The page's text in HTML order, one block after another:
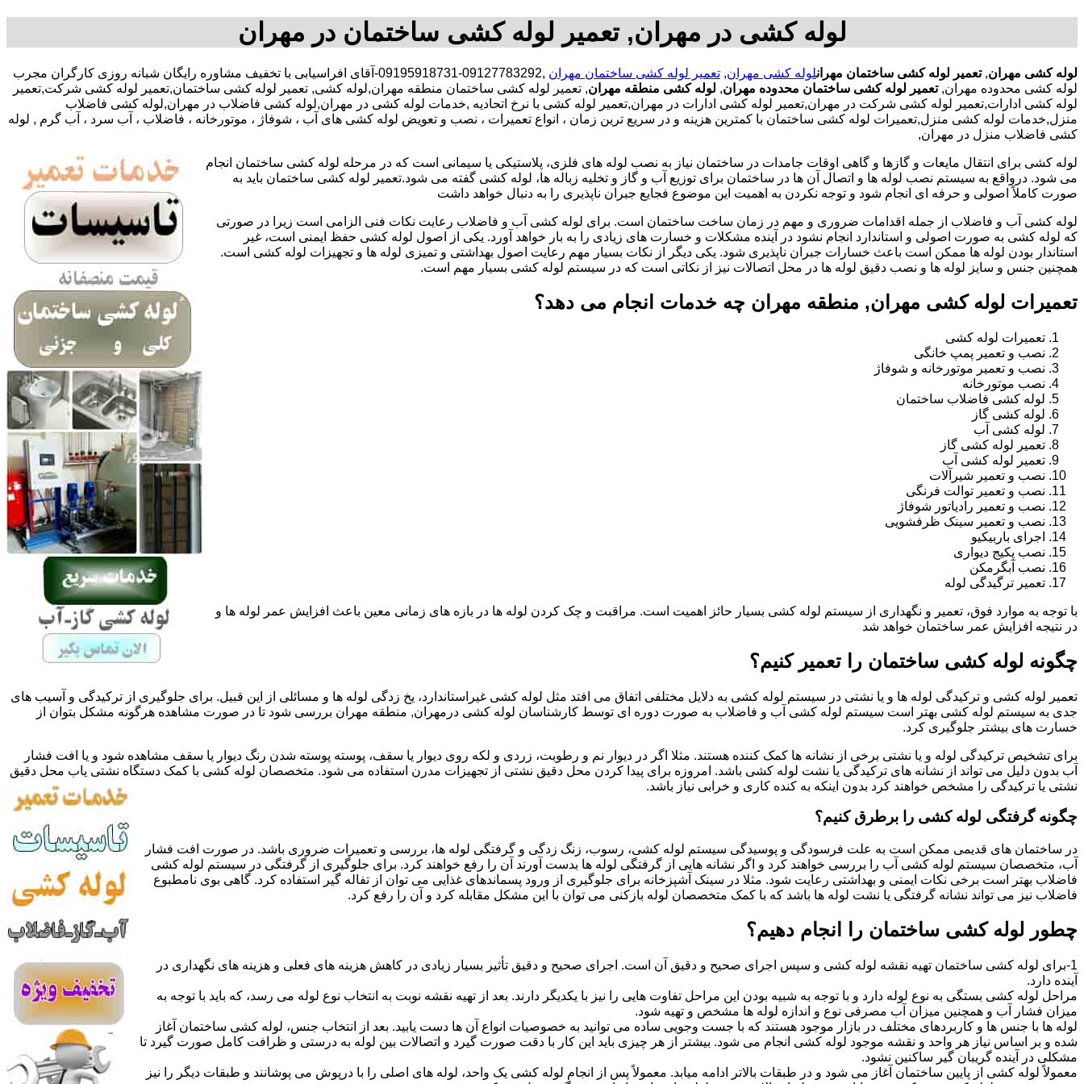
لوله کشی در مهران, تعمیر لوله کشی ساختمان در مهران
لوله کشی مهران,تعمیر لوله کشی ساختمان مهرانلوله کشی مهران, تعمیر لوله کشی ساختمان مهران
,09127783292-09195918731-آقای افراسیابی با تخفیف مشاوره رایگان شبانه روزی کارگران مجرب
لوله کشی محدوده مهران,تعمیر لوله کشی ساختمان محدوده مهران, لوله کشی منطقه مهران, تعمیر لوله کشی ساختمان منطقه مهران,لوله کشی, تعمیر لوله کشی ساختمان,تعمیر لوله کشی شرکت,تعمیر
لوله کشی ادارات,تعمیر لوله کشی شرکت در مهران,تعمیر لوله کشی ادارات در مهران,تعمیر لوله کشی با نرخ اتحادیه ,خدمات لوله کشی در مهران,لوله کشی فاضلاب در مهران,لوله کشی فاضلاب
منزل,خدمات لوله کشی منزل,تعمیرات لوله کشی ساختمان با کمترین هزینه و در سریع ترین زمان ، انواع تعمیرات ، نصب و تعویض لوله کشی های آب ، شوفاژ ، موتورخانه ، فاضلاب ، آب سرد ، آب گرم , لوله
کشی فاضلاب منزل در مهران,
لوله کشی برای انتقال مایعات و گازها و گاهی اوقات جامدات در ساختمان نیاز به نصب لوله های فلزی، پلاستیکی یا سیمانی است که در مرحله لوله کشی ساختمان انجام
می شود. درواقع به سیستم نصب لوله ها و اتصال آن ها در ساختمان برای توزیع آب و گاز و تخلیه زباله ها، لوله کشی گفته می شود.تعمیر لوله کشی ساختمان باید به
صورت کاملاً اصولی و حرفه ای انجام شود و توجه نکردن به اهمیت این موضوع فجایع جبران ناپذیری را به دنبال خواهد داشت
لوله کشی آب و فاضلاب از جمله اقدامات ضروری و مهم در زمان ساخت ساختمان است. برای لوله کشی آب و فاضلاب رعایت نکات فنی الزامی است زیرا در صورتی
که لوله کشی به صورت اصولی و استاندارد انجام نشود در آینده مشکلات و خسارت های زیادی را به بار خواهد آورد. یکی از اصول لوله کشی حفظ ایمنی است، غیر
استاندار بودن لوله ها ممکن است باعث خسارات جبران ناپذیری شود. یکی دیگر از نکات بسیار مهم رعایت اصول بهداشتی و تمیزی لوله ها و تجهیزات لوله کشی است.
همچنین جنس و سایز لوله ها و نصب دقیق لوله ها در محل اتصالات نیز از نکاتی است که در سیستم لوله کشی بسیار مهم است.
تعمیرات لوله کشی مهران, منطقه مهران چه خدمات انجام می دهد؟
تعمیرات لوله کشی
نصب و تعمیر پمپ خانگی
نصب و تعمیر موتورخانه و شوفاژ
نصب موتورخانه
لوله کشی فاضلاب ساختمان
لوله کشی گاز
لوله کشی آب
تعمیر لوله کشی گاز
تعمیر لوله کشی آب
نصب و تعمیر شیرآلات
نصب و تعمیر توالت فرنگی
نصب و تعمیر رادیاتور شوفاژ
نصب و تعمیر سینک ظرفشویی
اجرای باربیکیو
نصب پکیج دیواری
نصب آبگرمکن
تعمیر ترگیدگی لوله
با توجه به موارد فوق، تعمیر و نگهداری از سیستم لوله کشی بسیار حائز اهمیت است. مراقبت و چک کردن لوله ها در بازه های زمانی معین باعث افزایش عمر لوله ها و
در نتیجه افزایش عمر ساختمان خواهد شد
چگونه لوله کشی ساختمان را تعمیر کنیم؟
تعمیر لوله کشی و ترکیدگی لوله ها و یا نشتی در سیستم لوله کشی به دلایل مختلفی اتفاق می افتد مثل لوله کشی غیراستاندارد، یخ زدگی لوله ها و مسائلی از این قبیل. برای جلوگیری از ترکیدگی و آسیب های
جدی به سیستم لوله کشی بهتر است سیستم لوله کشی آب و فاضلاب به صورت دوره ای توسط کارشناسان لوله کشی درمهران, منطقه مهران بررسی شود تا در صورت مشاهده هرگونه مشکل بتوان از
خسارت های بیشتر جلوگیری کرد.
برای تشخیص ترکیدگی لوله و یا نشتی برخی از نشانه ها کمک کننده هستند. مثلا اگر در دیوار نم و رطوبت، زردی و لکه روی دیوار یا سقف، پوسته پوسته شدن رنگ دیوار یا سقف مشاهده شود و یا افت فشار
آب بدون دلیل می تواند از نشانه های ترکیدگی یا نشت لوله کشی باشد. امروزه برای پیدا کردن محل دقیق نشتی از تجهیزات مدرن استفاده می شود. متخصصان لوله کشی با کمک دستگاه نشتی یاب محل دقیق
نشتی یا ترکیدگی را مشخص خواهند کرد بدون اینکه به کنده کاری و خرابی نیاز باشد.
چگونه گرفتگی لوله کشی را برطرق کنیم؟
در ساختمان های قدیمی ممکن است به علت فرسودگی و پوسیدگی سیستم لوله کشی، رسوب، زنگ زدگی و گرفتگی لوله ها، بررسی و تعمیرات ضروری باشد. در صورت افت فشار
آب، متخصصان سیستم لوله کشی آب را بررسی خواهند کرد و اگر نشانه هایی از گرفتگی لوله ها بدست آورند آن را رفع خواهند کرد. برای جلوگیری از گرفتگی در سیستم لوله کشی
فاضلاب بهتر است برخی نکات ایمنی و بهداشتی رعایت شود. مثلا در سینک آشپزخانه برای جلوگیری از ورود پسماندهای غذایی می توان از تفاله گیر استفاده کرد. گاهی بوی نامطبوع
فاضلاب نیز می تواند نشانه گرفتگی یا نشت لوله ها باشد که با کمک متخصصان لوله بازکنی می توان با این مشکل مقابله کرد و آن را رفع کرد.
چطور لوله کشی ساختمان را انجام دهیم؟
1-برای لوله کشی ساختمان تهیه نقشه لوله کشی و سپس اجرای صحیح و دقیق آن است. اجرای صحیح و دقیق تأثیر بسیار زیادی در کاهش هزینه های فعلی و هزینه های نگهداری در
آینده دارد.
مراحل لوله کشی بستگی به نوع لوله دارد و با توجه به شبیه بودن این مراحل تفاوت هایی را نیز با یکدیگر دارند. بعد از تهیه نقشه نوبت به انتخاب نوع لوله می رسد، که باید با توجه به
میزان فشار آب و همچنین میزان آب مصرفی نوع و اندازه لوله ها مشخص و تهیه شود.
لوله ها با جنس ها و کاربردهای مختلف در بازار موجود هستند که با جست وجویی ساده می توانید به خصوصیات انواع آن ها دست یابید. بعد از انتخاب جنس، لوله کشی ساختمان آغاز
شده و بر اساس نیاز هر واحد و نقشه موجود لوله کشی انجام می شود. بیشتر از هر چیزی باید این کار با دقت صورت گیرد و اتصالات بین لوله به درستی و ظرافت کامل صورت گیرد تا
مشکلی در آینده گریبان گیر ساکنین نشود.
معمولاً لوله کشی از پایین ساختمان آغاز می شود و در طبقات بالاتر ادامه میابد. معمولاً پس از انجام لوله کشی یک واحد، لوله های اصلی را با درپوش می پوشانند و طبقات دیگر را نیز